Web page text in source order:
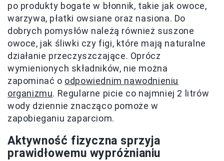
po produkty bogate w błonnik, takie jak owoce,
warzywa, płatki owsiane oraz nasiona. Do
dobrych pomysłów należą również suszone
owoce, jak śliwki czy figi, które mają naturalne
działanie przeczyszczające. Oprócz
wymienionych składników, nie można
zapominać o odpowiednim nawodnieniu
organizmu. Regularne picie co najmniej 2 litrów
wody dziennie znacząco pomoże w
zapobieganiu zaparciom.
Aktywność fizyczna sprzyja
prawidłowemu wypróżnianiu